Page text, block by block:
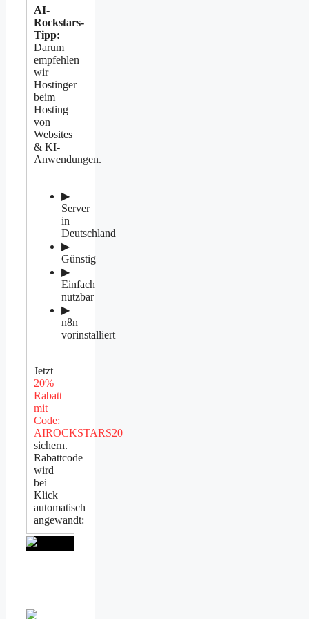
AI-
Rockstars-
Tipp:
Darum
empfehlen
wir
Hostinger
beim
Hosting
von
Websites
& KI-
Anwendungen.
▶
Server
in
Deutschland
▶
Günstig
▶
Einfach
nutzbar
▶
n8n
vorinstalliert
Jetzt
20%
Rabatt
mit
Code:
AIROCKSTARS20
sichern.
Rabattcode
wird
bei
Klick
automatisch
angewandt: